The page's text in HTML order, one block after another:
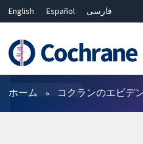
English Español
فارسی
Deutsch
Bahasa Malaysia
ไทย
繁體中文
简体中文
フィルター
ホーム コクランのエビデ